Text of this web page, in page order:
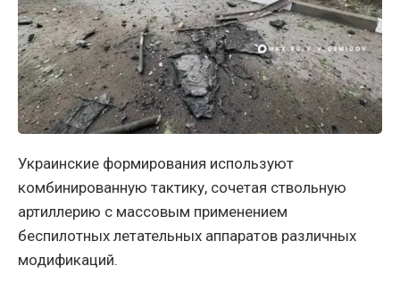
Украинские формирования используют
комбинированную тактику, сочетая ствольную
артиллерию с массовым применением
беспилотных летательных аппаратов различных
модификаций.